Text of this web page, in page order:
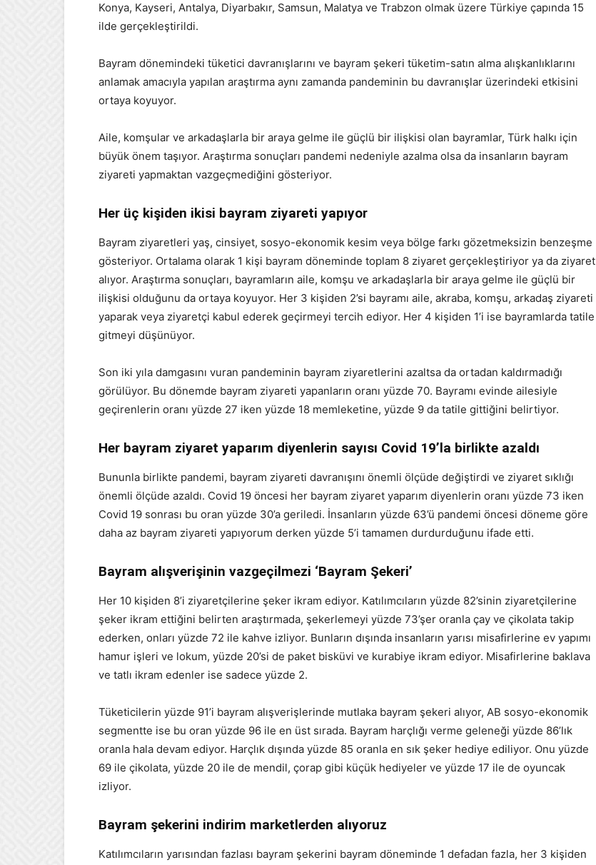
Konya, Kayseri, Antalya, Diyarbakır, Samsun, Malatya ve Trabzon olmak üzere Türkiye çapında 15
ilde gerçekleştirildi.
Bayram dönemindeki tüketici davranışlarını ve bayram şekeri tüketim-satın alma alışkanlıklarını
anlamak amacıyla yapılan araştırma aynı zamanda pandeminin bu davranışlar üzerindeki etkisini
ortaya koyuyor.
Aile, komşular ve arkadaşlarla bir araya gelme ile güçlü bir ilişkisi olan bayramlar, Türk halkı için
büyük önem taşıyor. Araştırma sonuçları pandemi nedeniyle azalma olsa da insanların bayram
ziyareti yapmaktan vazgeçmediğini gösteriyor.
Her üç kişiden ikisi bayram ziyareti yapıyor
Bayram ziyaretleri yaş, cinsiyet, sosyo-ekonomik kesim veya bölge farkı gözetmeksizin benzeşme
gösteriyor. Ortalama olarak 1 kişi bayram döneminde toplam 8 ziyaret gerçekleştiriyor ya da ziyaret
alıyor. Araştırma sonuçları, bayramların aile, komşu ve arkadaşlarla bir araya gelme ile güçlü bir
ilişkisi olduğunu da ortaya koyuyor. Her 3 kişiden 2’si bayramı aile, akraba, komşu, arkadaş ziyareti
yaparak veya ziyaretçi kabul ederek geçirmeyi tercih ediyor. Her 4 kişiden 1’i ise bayramlarda tatile
gitmeyi düşünüyor.
Son iki yıla damgasını vuran pandeminin bayram ziyaretlerini azaltsa da ortadan kaldırmadığı
görülüyor. Bu dönemde bayram ziyareti yapanların oranı yüzde 70. Bayramı evinde ailesiyle
geçirenlerin oranı yüzde 27 iken yüzde 18 memleketine, yüzde 9 da tatile gittiğini belirtiyor.
Her bayram ziyaret yaparım diyenlerin sayısı Covid 19’la birlikte azaldı
Bununla birlikte pandemi, bayram ziyareti davranışını önemli ölçüde değiştirdi ve ziyaret sıklığı
önemli ölçüde azaldı. Covid 19 öncesi her bayram ziyaret yaparım diyenlerin oranı yüzde 73 iken
Covid 19 sonrası bu oran yüzde 30’a geriledi. İnsanların yüzde 63’ü pandemi öncesi döneme göre
daha az bayram ziyareti yapıyorum derken yüzde 5’i tamamen durdurduğunu ifade etti.
Bayram alışverişinin vazgeçilmezi ‘Bayram Şekeri’
Her 10 kişiden 8’i ziyaretçilerine şeker ikram ediyor. Katılımcıların yüzde 82’sinin ziyaretçilerine
şeker ikram ettiğini belirten araştırmada, şekerlemeyi yüzde 73’şer oranla çay ve çikolata takip
ederken, onları yüzde 72 ile kahve izliyor. Bunların dışında insanların yarısı misafirlerine ev yapımı
hamur işleri ve lokum, yüzde 20’si de paket bisküvi ve kurabiye ikram ediyor. Misafirlerine baklava
ve tatlı ikram edenler ise sadece yüzde 2.
Tüketicilerin yüzde 91’i bayram alışverişlerinde mutlaka bayram şekeri alıyor, AB sosyo-ekonomik
segmentte ise bu oran yüzde 96 ile en üst sırada. Bayram harçlığı verme geleneği yüzde 86’lık
oranla hala devam ediyor. Harçlık dışında yüzde 85 oranla en sık şeker hediye ediliyor. Onu yüzde
69 ile çikolata, yüzde 20 ile de mendil, çorap gibi küçük hediyeler ve yüzde 17 ile de oyuncak
izliyor.
Bayram şekerini indirim marketlerden alıyoruz
Katılımcıların yarısından fazlası bayram şekerini bayram döneminde 1 defadan fazla, her 3 kişiden